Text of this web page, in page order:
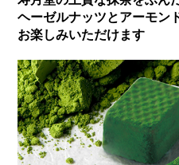
ヘーゼルナッツとアーモン
お楽しみいただけます